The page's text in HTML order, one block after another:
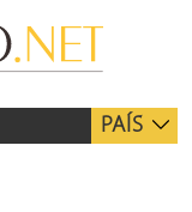
PAÍS